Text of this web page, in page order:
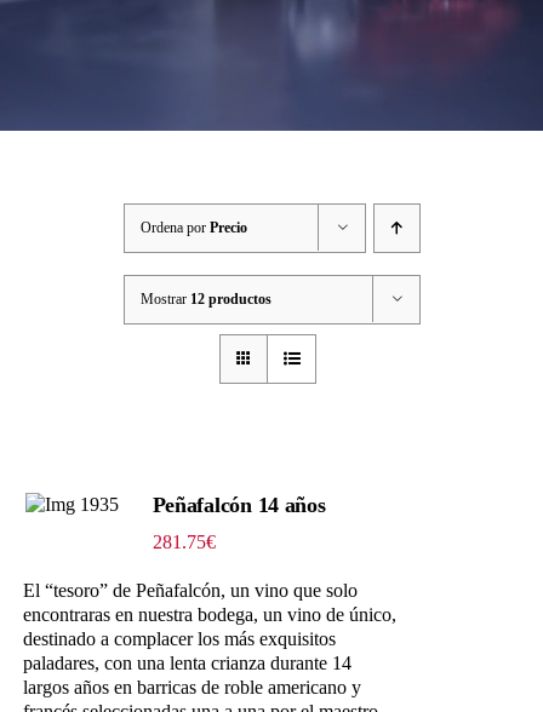
Ordena por Precio
Mostrar 12 productos
Peñafalcón 14 años
281.75€
El “tesoro” de Peñafalcón, un vino que solo
encontraras en nuestra bodega, un vino de único,
destinado a complacer los más exquisitos
paladares, con una lenta crianza durante 14
largos años en barricas de roble americano y